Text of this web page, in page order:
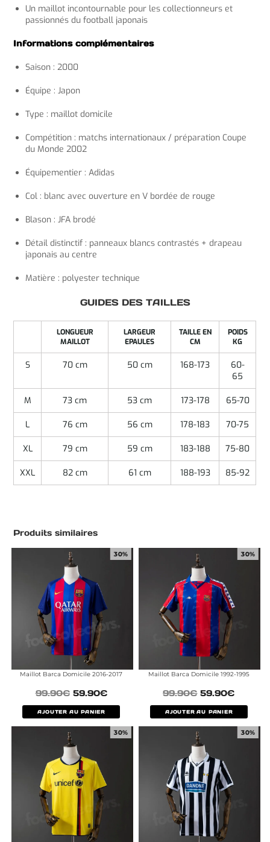
Un maillot incontournable pour les collectionneurs et
passionnés du football japonais
Informations complémentaires
Saison : 2000
Équipe : Japon
Type : maillot domicile
Compétition : matchs internationaux / préparation Coupe
du Monde 2002
Équipementier : Adidas
Col : blanc avec ouverture en V bordée de rouge
Blason : JFA brodé
Détail distinctif : panneaux blancs contrastés + drapeau
japonais au centre
Matière : polyester technique
GUIDES DES TAILLES
LONGUEUR
MAILLOT
LARGEUR
EPAULES
TAILLE EN
CM
POIDS
KG
S 70 cm 50 cm 168-173
60-
65
M 73 cm 53 cm 173-178 65-70
L 76 cm 56 cm 178-183 70-75
XL 79 cm 59 cm 183-188 75-80
XXL 82 cm 61 cm 188-193 85-92
Produits similaires
30%
Maillot Barca Domicile 2016-2017
99.90€ 59.90€
AJOUTER AU PANIER
30%
Maillot Barca Domicile 1992-1995
99.90€ 59.90€
AJOUTER AU PANIER
30% 30%